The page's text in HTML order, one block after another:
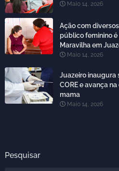
Maio 14, 2026
Ação com
público feminino
Maravilha em
Maio 14, 2026
Juazeiro inaugura
CORE e avança
mama
Maio 14, 2026
Pesquisar